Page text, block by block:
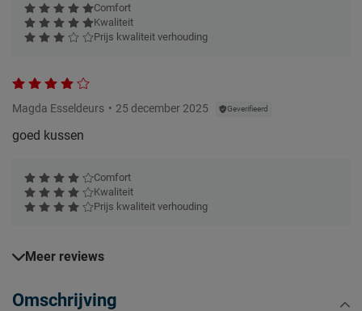
Comfort
Kwaliteit
Prijs kwaliteit verhouding
Magda Esseldeurs 25 december 2025 Geverifieerd
goed kussen
Comfort
Kwaliteit
Prijs kwaliteit verhouding
Meer reviews
Omschrijving